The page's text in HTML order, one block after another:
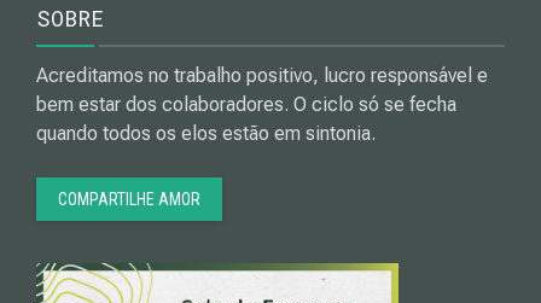
SOBRE
Acreditamos no trabalho positivo, lucro responsável e
bem estar dos colaboradores. O ciclo só se fecha
quando todos os elos estão em sintonia.
COMPARTILHE AMOR